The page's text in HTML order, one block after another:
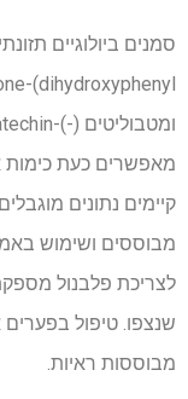
מאפשרים כעת כימות
קיימים נתונים
מבוססים ושימוש
לצריכת פלבנול
שנצפו. טיפול
מבוססות ראיות.